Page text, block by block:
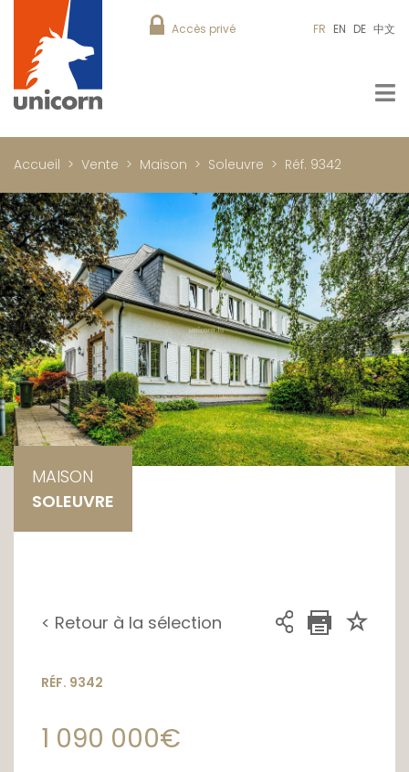
Accès privé FR EN DE 中文
Accueil Vente Maison Soleuvre Réf. 9342
MAISON
SOLEUVRE
< Retour à la sélection
RÉF. 9342
1 090 000€